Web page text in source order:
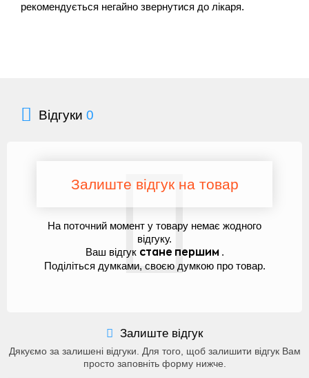
рекомендується негайно звернутися до лікаря.
Відгуки 0
Залиште відгук на товар
На поточний момент у товару немає жодного
відгуку.
Ваш відгук стане першим .
Поділіться думками, своєю думкою про товар.
Залиште відгук
Дякуємо за залишені відгуки. Для того, щоб залишити відгук Вам
просто заповніть форму нижче.